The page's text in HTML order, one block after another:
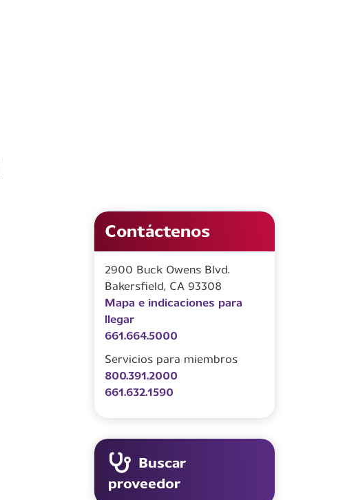
Contáctenos
2900 Buck Owens Blvd.
Bakersfield, CA 93308
Mapa e indicaciones para
llegar
661.664.5000
Servicios para miembros
800.391.2000
661.632.1590
Buscar
proveedor